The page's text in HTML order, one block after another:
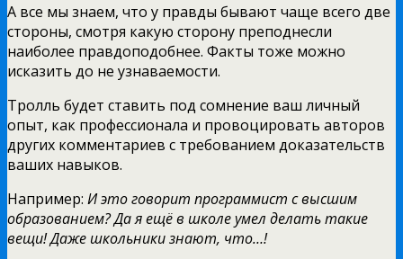
А все мы знаем, что у правды бывают чаще всего две
стороны, смотря какую сторону преподнесли
наиболее правдоподобнее. Факты тоже можно
исказить до не узнаваемости.
Тролль будет ставить под сомнение ваш личный
опыт, как профессионала и провоцировать авторов
других комментариев с требованием доказательств
ваших навыков.
Например: И это говорит программист с высшим
образованием? Да я ещё в школе умел делать такие
вещи! Даже школьники знают, что…!